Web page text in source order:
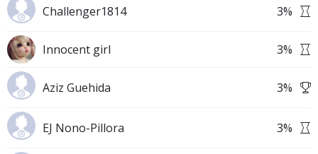
Challenger1814 3%
Innocent girl 3%
Aziz Guehida 3%
EJ Nono-Pillora 3%